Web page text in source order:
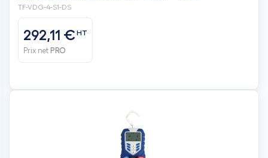
TF-VDG-4-S1-DS
292,11 €HT
Prix net PRO